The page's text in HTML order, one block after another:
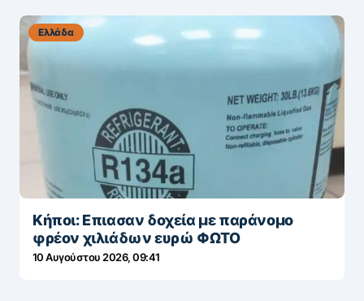
Ελλάδα
Κήποι: Επιασαν δοχεία με παράνομο
φρέον χιλιάδων ευρώ ΦΩΤΟ
10 Αυγούστου 2026, 09:41